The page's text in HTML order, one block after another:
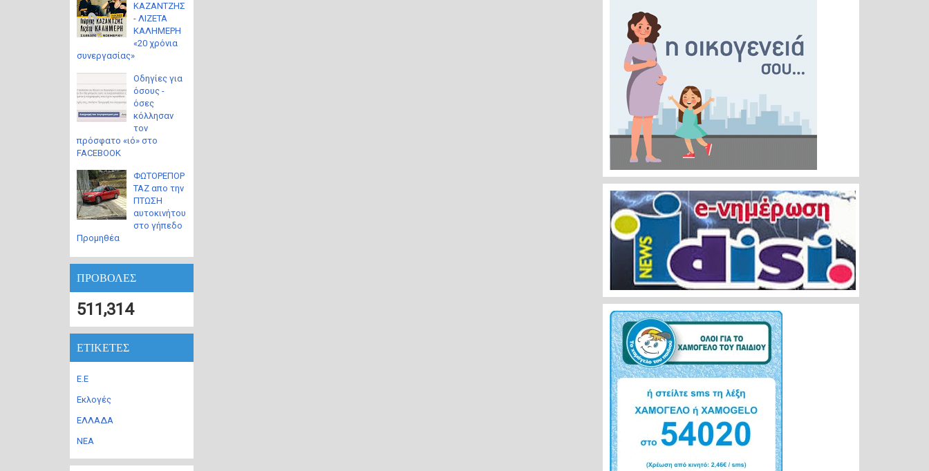
ΚΑΖΑΝΤΖΗΣ
- ΛΙΖΕΤΑ
ΚΑΛΗΜΕΡΗ
«20 χρόνια
συνεργασίας»
Οδηγίες για
όσους -
όσες
κόλλησαν
τον
πρόσφατο «ιό» στο
FACEBOOK
ΦΩΤΟΡΕΠΟΡ
ΤΑΖ απο την
ΠΤΩΣΗ
αυτοκινήτου
στο γήπεδο
Προμηθέα
ΠΡΟΒΟΛΕΣ
511,314
ΕΤΙΚΕΤΕΣ
Ε.Ε
Εκλογές
ΕΛΛΑΔΑ
ΝΕΑ